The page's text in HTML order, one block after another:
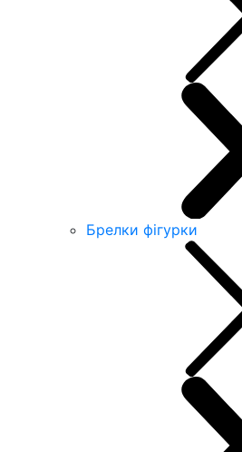
Брелки фігурки